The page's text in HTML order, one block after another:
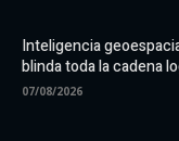
Inteligencia
blinda toda la cadena
07/08/2026